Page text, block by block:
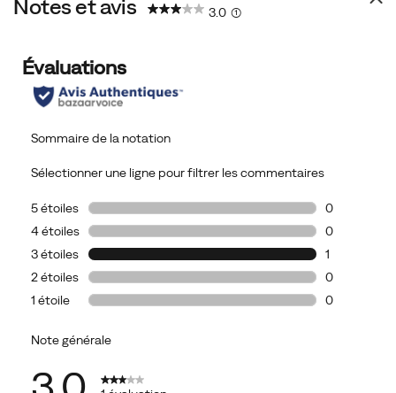
Notes et avis 3.0 (1)